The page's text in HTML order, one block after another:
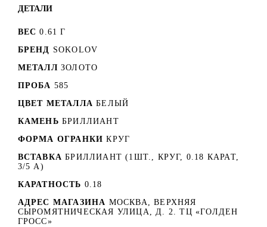
ДЕТАЛИ
ВЕС 0.61 Г
БРЕНД SOKOLOV
МЕТАЛЛ ЗОЛОТО
ПРОБА 585
ЦВЕТ МЕТАЛЛА БЕЛЫЙ
КАМЕНЬ БРИЛЛИАНТ
ФОРМА ОГРАНКИ КРУГ
ВСТАВКА БРИЛЛИАНТ (1ШТ., КРУГ, 0.18 КАРАТ,
3/5 А)
КАРАТНОСТЬ 0.18
АДРЕС МАГАЗИНА МОСКВА, ВЕРХНЯЯ
СЫРОМЯТНИЧЕСКАЯ УЛИЦА, Д. 2. ТЦ «ГОЛДЕН
ГРОСС»